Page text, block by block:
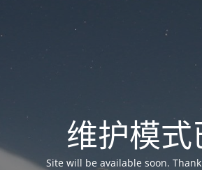
维护模
Site will be available soon.